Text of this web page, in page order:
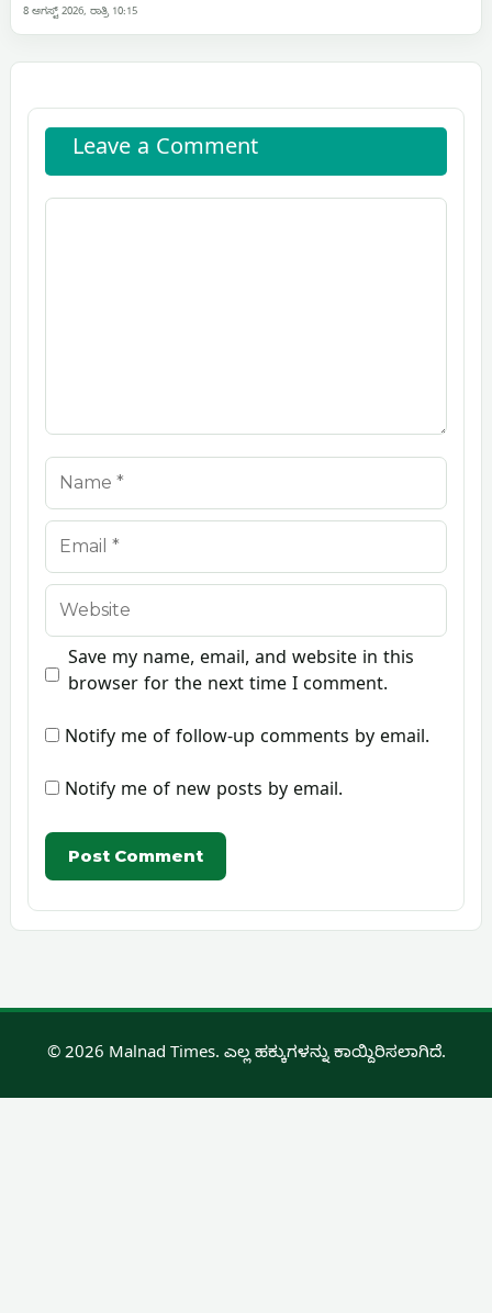
8 ಆಗಸ್ಟ್ 2026, ರಾತ್ರಿ 10:15
Leave a Comment
Comment
Name
Email
Website
Save my name, email, and website in this
browser for the next time I comment.
Notify me of follow-up comments by email.
Notify me of new posts by email.
© 2026 Malnad Times. ಎಲ್ಲ ಹಕ್ಕುಗಳನ್ನು ಕಾಯ್ದಿರಿಸಲಾಗಿದೆ.